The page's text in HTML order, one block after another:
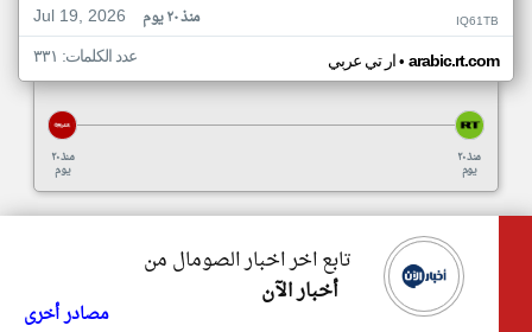
Jul 19, 2026
منذ ٢٠ يوم IQ61TB
ار تي عربي• arabic.rt.com عدد الكلمات: ٣٣١
منذ ٢٠
يوم
منذ ٢٠
يوم
تابع اخر اخبار الصومال من
أخبار الآن
مصادر أخرى